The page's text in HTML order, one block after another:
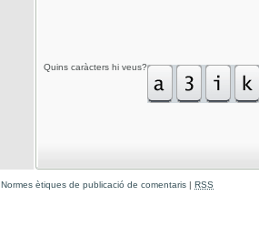
Quins caràcters hi veus?
Normes ètiques de publicació de comentaris | RSS